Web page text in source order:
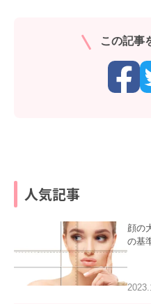
この記事
人気記事
顔の
の基